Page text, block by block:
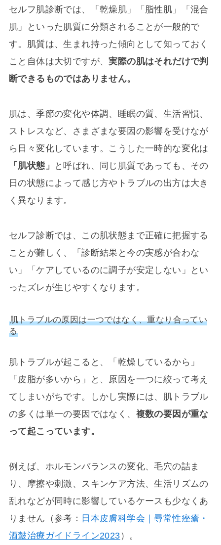
セルフ肌診断では、「乾燥肌」「脂性肌」「混合
肌」といった肌質に分類されることが一般的で
す。肌質は、生まれ持った傾向として知っておく
こと自体は大切ですが、実際の肌はそれだけで判
断できるものではありません。
肌は、季節の変化や体調、睡眠の質、生活習慣、
ストレスなど、さまざまな要因の影響を受けなが
ら日々変化しています。こうした一時的な変化は
「肌状態」
と呼ばれ、同じ肌質であっても、その
日の状態によって感じ方やトラブルの出方は大き
く異なります。
セルフ診断では、この肌状態まで正確に把握する
ことが難しく、「診断結果と今の実感が合わな
い」「ケアしているのに調子が安定しない」とい
ったズレが生じやすくなります。
肌トラブルの原因は一つではなく、重なり合ってい
る
肌トラブルが起こると、「乾燥しているから」
「皮脂が多いから」と、原因を一つに絞って考え
てしまいがちです。しかし実際には、肌トラブル
の多くは単一の要因ではなく、 複数の要因が重な
って起こっています。
例えば、ホルモンバランスの変化、毛穴の詰ま
り、摩擦や刺激、スキンケア方法、生活リズムの
乱れなどが同時に影響しているケースも少なくあ
りません（参考： 日本皮膚科学会｜尋常性痤瘡・
酒皶治療ガイドライン2023 ）。